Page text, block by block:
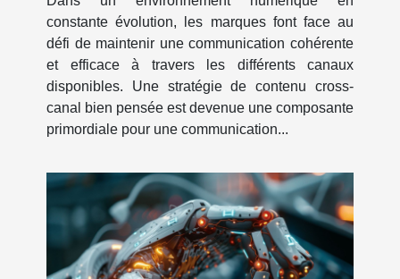
constante évolution, les marques font face au
défi de maintenir une communication cohérente
et efficace à travers les différents canaux
disponibles. Une stratégie de contenu cross-
canal bien pensée est devenue une composante
primordiale pour une communication...